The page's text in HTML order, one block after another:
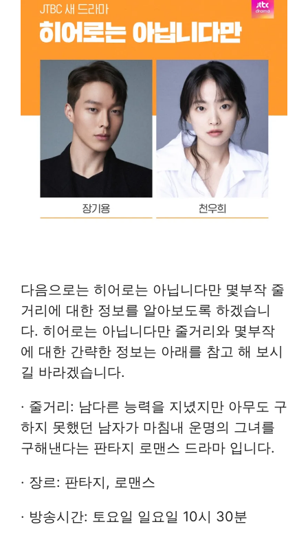
다음으로는 히어로는 아닙니다만 몇부작 줄
거리에 대한 정보를 알아보도록 하겠습니
다. 히어로는 아닙니다만 줄거리와 몇부작
에 대한 간략한 정보는 아래를 참고 해 보시
길 바라겠습니다.
· 줄거리: 남다른 능력을 지녔지만 아무도 구
하지 못했던 남자가 마침내 운명의 그녀를
구해낸다는 판타지 로맨스 드라마 입니다.
· 장르: 판타지, 로맨스
· 방송시간: 토요일 일요일 10시 30분